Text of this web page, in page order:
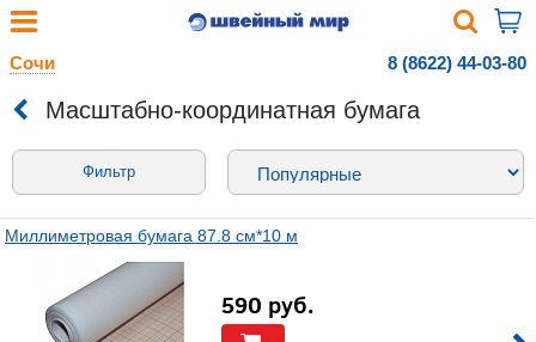
Сочи 8 (8622) 44-03-80
Масштабно-координатная бумага
Фильтр
Миллиметровая бумага 87.8 см*10 м
590 руб.